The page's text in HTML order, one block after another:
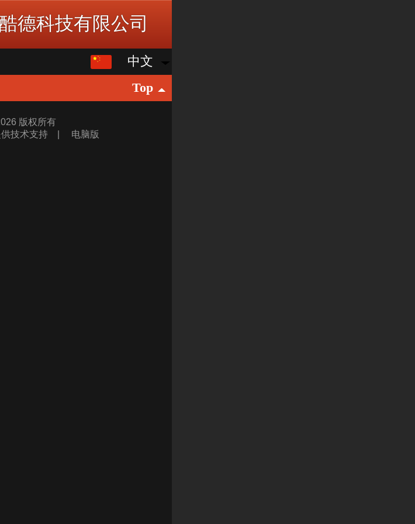
德科技有限公司
中文
中文
Top
版权所有
技术支持
电脑版